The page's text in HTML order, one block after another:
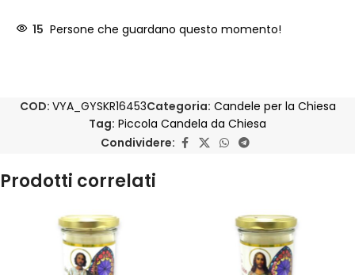
15 Persone che guardano questo momento!
COD: VYA_GYSKR16453Categoria: Candele per la Chiesa
Tag: Piccola Candela da Chiesa
Condividere:
Prodotti correlati